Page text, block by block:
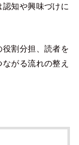
知や興味づけに
割分担、読者を
がる流れの整え